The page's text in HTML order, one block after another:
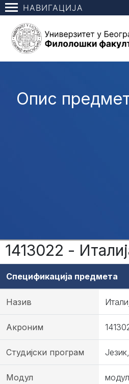
НАВИГАЦИЈА
Опис
1413022 -
Спецификација предмета
Назив
Акроним
Студијски програм
Модул